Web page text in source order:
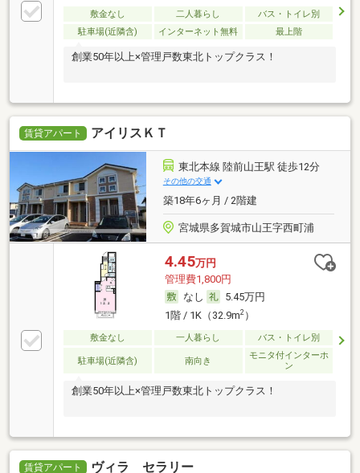
敷金なし 二人暮らし
バス・トイレ別
駐車場(近隣含)
インターネット無料 最上階
創業50年以上×管理戸数東北トップクラス！
賃貸アパート アイリスＫＴ
東北本線 陸前山王駅 徒歩12分
その他の交通
築18年6ヶ月 / 2階建
宮城県多賀城市山王字西町浦
4.45万円
管理費1,800円
なし
5.45万円
1階 / 1K（32.9m2）
敷金なし 一人暮らし バス・トイレ別
駐車場(近隣含) 南向き
モニタ付インターホ
ン
創業50年以上×管理戸数東北トップクラス！
賃貸アパート ヴィラ セラリー